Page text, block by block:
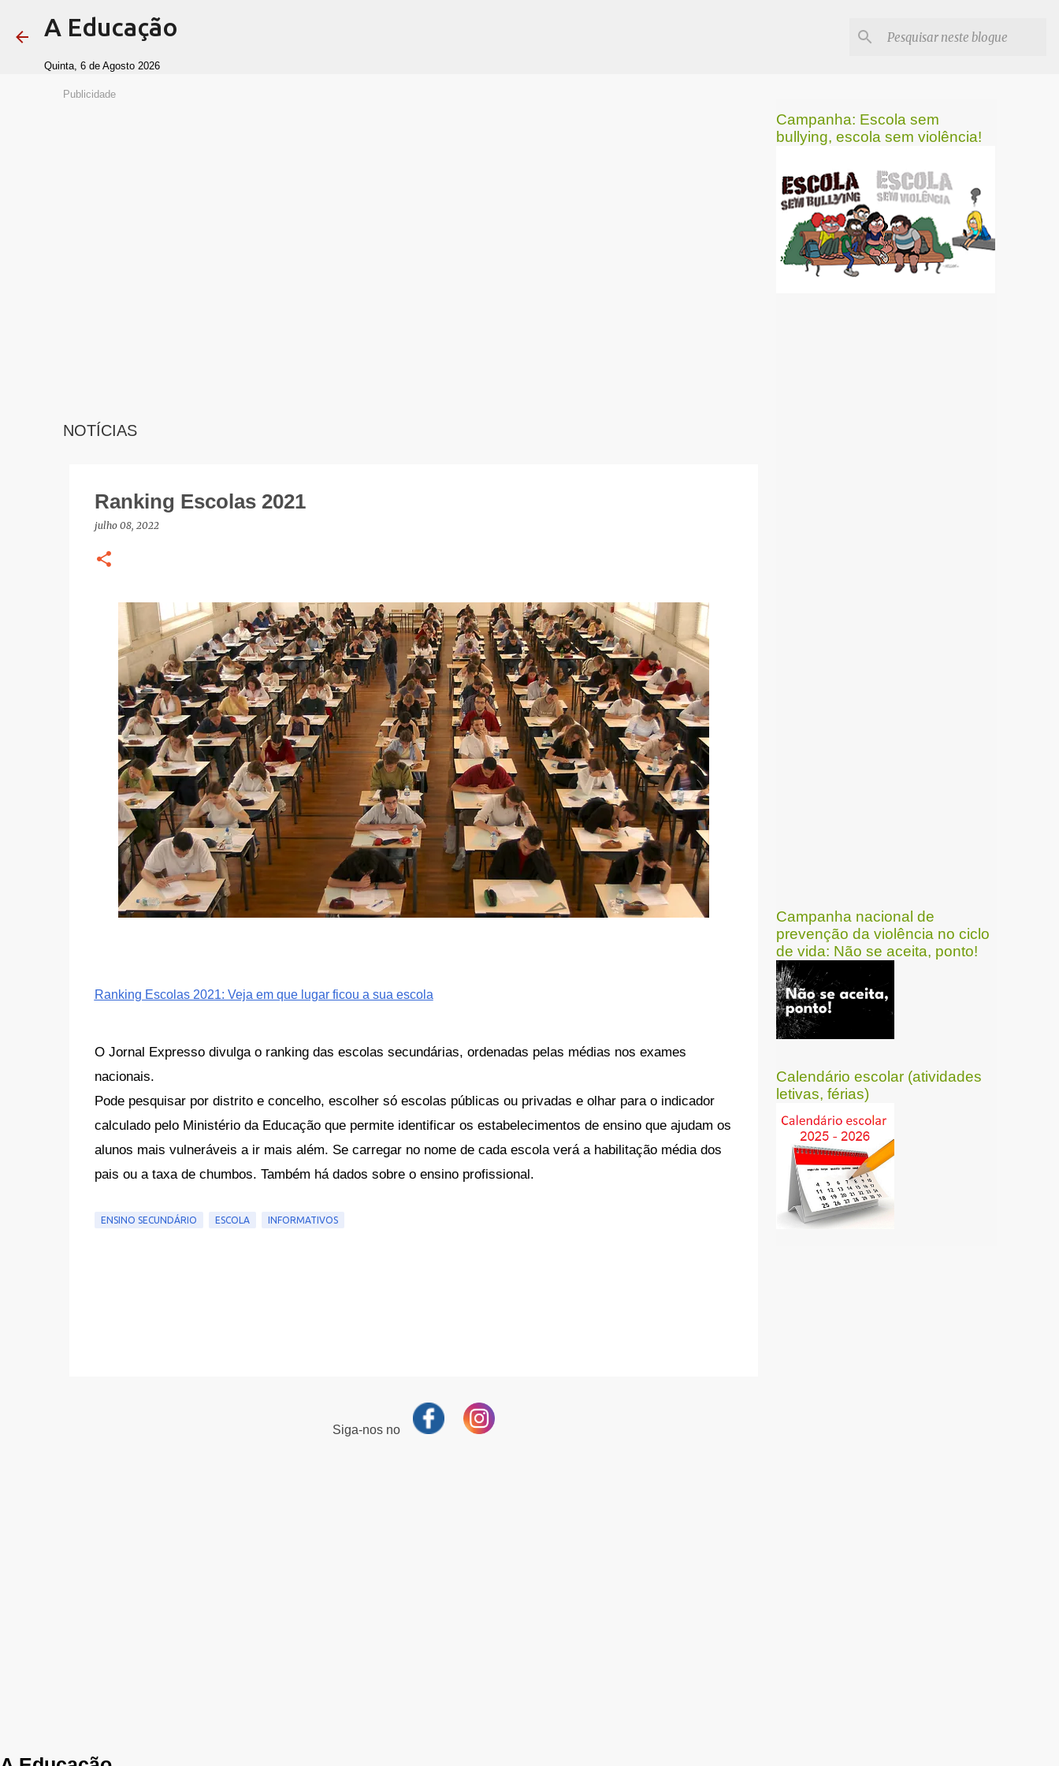
A Educação
Quinta, 6 de Agosto 2026
Publicidade
NOTÍCIAS
Ranking Escolas 2021
julho 08, 2022
Ranking Escolas 2021: Veja em que lugar ficou a sua escola
O Jornal Expresso divulga o ranking das escolas secundárias, ordenadas pelas médias nos exames
nacionais.
Pode pesquisar por distrito e concelho, escolher só escolas públicas ou privadas e olhar para o indicador
calculado pelo Ministério da Educação que permite identificar os estabelecimentos de ensino que ajudam os
alunos mais vulneráveis a ir mais além. Se carregar no nome de cada escola verá a habilitação média dos
pais ou a taxa de chumbos. Também há dados sobre o ensino profissional.
ENSINO SECUNDÁRIO ESCOLA INFORMATIVOS
Siga-nos no
Campanha: Escola sem
bullying, escola sem violência!
Campanha nacional de
prevenção da violência no ciclo
de vida: Não se aceita, ponto!
Calendário escolar (atividades
letivas, férias)